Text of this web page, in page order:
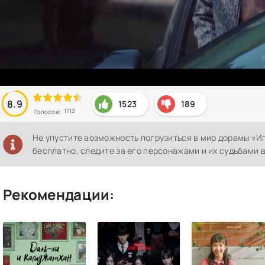
8.9
Голосов: 1712
1523 189
Не упустите возможность погрузиться в мир дорамы
бесплатно, следите за его персонажами и их
Рекомендации: